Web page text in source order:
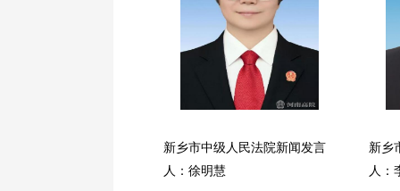
新乡市中级人民法院新闻发言
人：徐明慧
新乡
人：